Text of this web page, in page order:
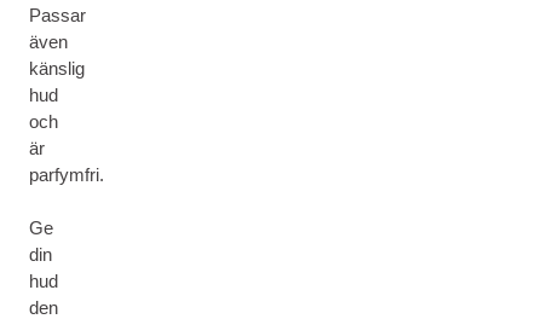
Passar
även
känslig
hud
och
är
parfymfri.
Ge
din
hud
den